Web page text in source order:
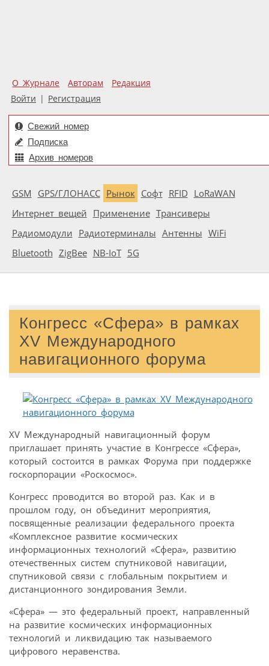
О Журнале Авторам
Редакция
Войти | Регистрация
Свежий номер
Подписка
Архив номеров
GSM GPS/ГЛОНАСС Рынок Софт RFID LoRaWAN
Интернет вещей Применение Трансиверы
Радиомодули Радиотерминалы Антенны WiFi
Bluetooth ZigBee NB-IoT 5G
Конгресс «Сфера» в рамках
XV Международного
навигационного форума
XV Международный навигационный форум
приглашает принять участие в Конгрессе «Сфера»,
который состоится в рамках Форума при поддержке
госкорпорации «Роскосмос».
Конгресс проводится во второй раз. Как и в
прошлом году, он объединит мероприятия,
посвященные реализации федерального проекта
«Комплексное развитие космических
информационных технологий «Сфера», развитию
отечественных систем спутниковой навигации,
спутниковой связи с глобальным покрытием и
дистанционного зондирования Земли.
«Сфера» — это федеральный проект, направленный
на развитие космических информационных
технологий и ликвидацию так называемого
цифрового неравенства.